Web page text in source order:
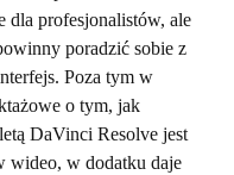
dla profesjonalistów, ale
poradzić sobie z
Poza tym w
o tym, jak
DaVinci Resolve jest
wideo, w dodatku daje